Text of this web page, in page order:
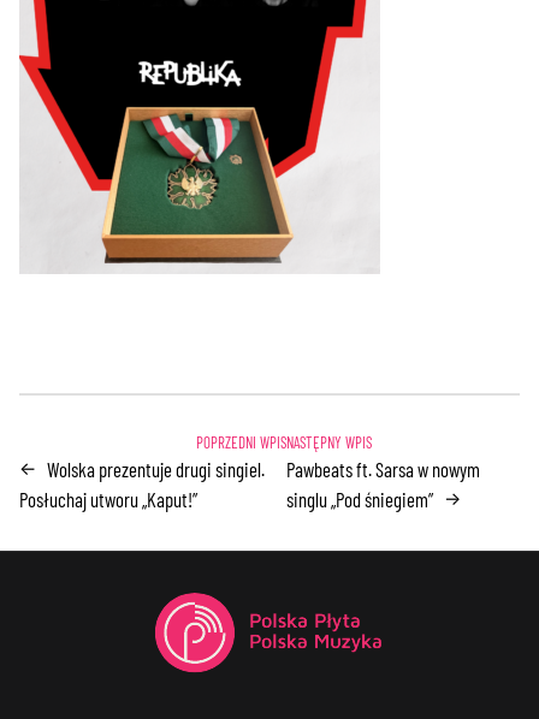
← Wolska prezentuje drugi singiel.
Posłuchaj utworu „Kaput!”
Pawbeats ft. Sarsa w nowym
singlu „Pod śniegiem” →